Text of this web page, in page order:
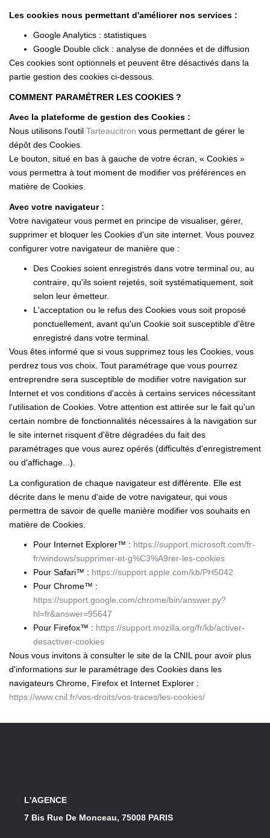
Les cookies nous permettant d'améliorer nos services :
Google Analytics : statistiques
Google Double click : analyse de données et de diffusion
Ces cookies sont optionnels et peuvent être désactivés dans la
partie gestion des cookies ci-dessous.
COMMENT PARAMÉTRER LES COOKIES ?
Avec la plateforme de gestion des Cookies :
Nous utilisons l'outil Tarteaucitron vous permettant de gérer le
dépôt des Cookies.
Le bouton, situé en bas à gauche de votre écran, « Cookies »
vous permettra à tout moment de modifier vos préférences en
matière de Cookies.
Avec votre navigateur :
Votre navigateur vous permet en principe de visualiser, gérer,
supprimer et bloquer les Cookies d'un site internet. Vous pouvez
configurer votre navigateur de manière que :
Des Cookies soient enregistrés dans votre terminal ou, au
contraire, qu'ils soient rejetés, soit systématiquement, soit
selon leur émetteur.
L'acceptation ou le refus des Cookies vous soit proposé
ponctuellement, avant qu'un Cookie soit susceptible d'être
enregistré dans votre terminal.
Vous êtes informé que si vous supprimez tous les Cookies, vous
perdrez tous vos choix. Tout paramétrage que vous pourrez
entreprendre sera susceptible de modifier votre navigation sur
Internet et vos conditions d'accès à certains services nécessitant
l'utilisation de Cookies. Votre attention est attirée sur le fait qu'un
certain nombre de fonctionnalités nécessaires à la navigation sur
le site internet risquent d'être dégradées du fait des
paramétrages que vous aurez opérés (difficultés d'enregistrement
ou d'affichage...).
La configuration de chaque navigateur est différente. Elle est
décrite dans le menu d'aide de votre navigateur, qui vous
permettra de savoir de quelle manière modifier vos souhaits en
matière de Cookies.
Pour Internet Explorer™ : https://support.microsoft.com/fr-
fr/windows/supprimer-et-g%C3%A9rer-les-cookies
Pour Safari™ : https://support.apple.com/kb/PH5042
Pour Chrome™ :
https://support.google.com/chrome/bin/answer.py?
hl=fr&answer=95647
Pour Firefox™ : https://support.mozilla.org/fr/kb/activer-
desactiver-cookies
Nous vous invitons à consulter le site de la CNIL pour avoir plus
d'informations sur le paramétrage des Cookies dans les
navigateurs Chrome, Firefox et Internet Explorer :
https://www.cnil.fr/vos-droits/vos-traces/les-cookies/
L'AGENCE
7 Bis Rue De Monceau, 75008 PARIS